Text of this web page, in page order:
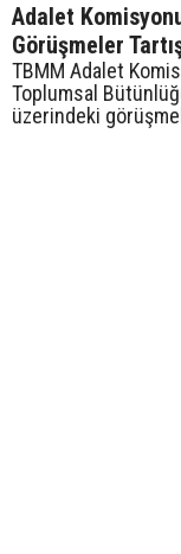
Adalet
Görüşmeler
TBMM Adalet
Toplumsal
üzerindeki